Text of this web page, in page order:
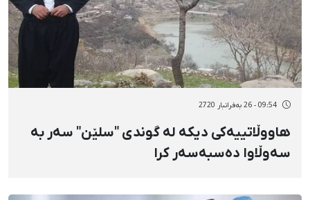
09:54 - 26 بەفرانبار 2720
هاووڵاتییەکی دیکە لە گوندی "سلێن" سەر بە
سەوڵاوا دەسبەسەر کرا